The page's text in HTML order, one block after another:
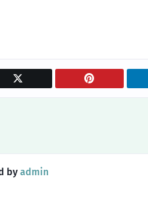
by admin